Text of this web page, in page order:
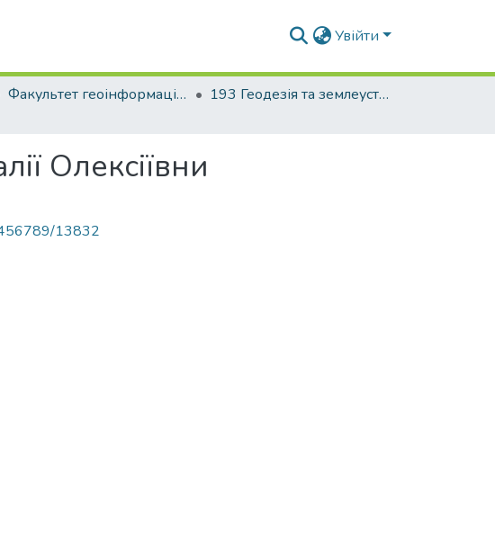
Увійти
Факультет геоінформаційних систем та управління територіями
193 Геодезія та землеустрій. Геоінформаційні системи і технології
Олексіївни
13832